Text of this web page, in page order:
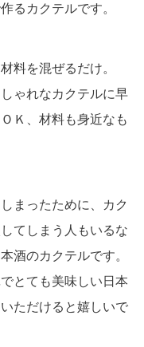
るカクテルです。
料を混ぜるだけ。
ゃれなカクテルに早
Ｋ、材料も身近なも
まったために、カク
てしまう人もいるな
酒のカクテルです。
とても美味しい日本
ただけると嬉しいで